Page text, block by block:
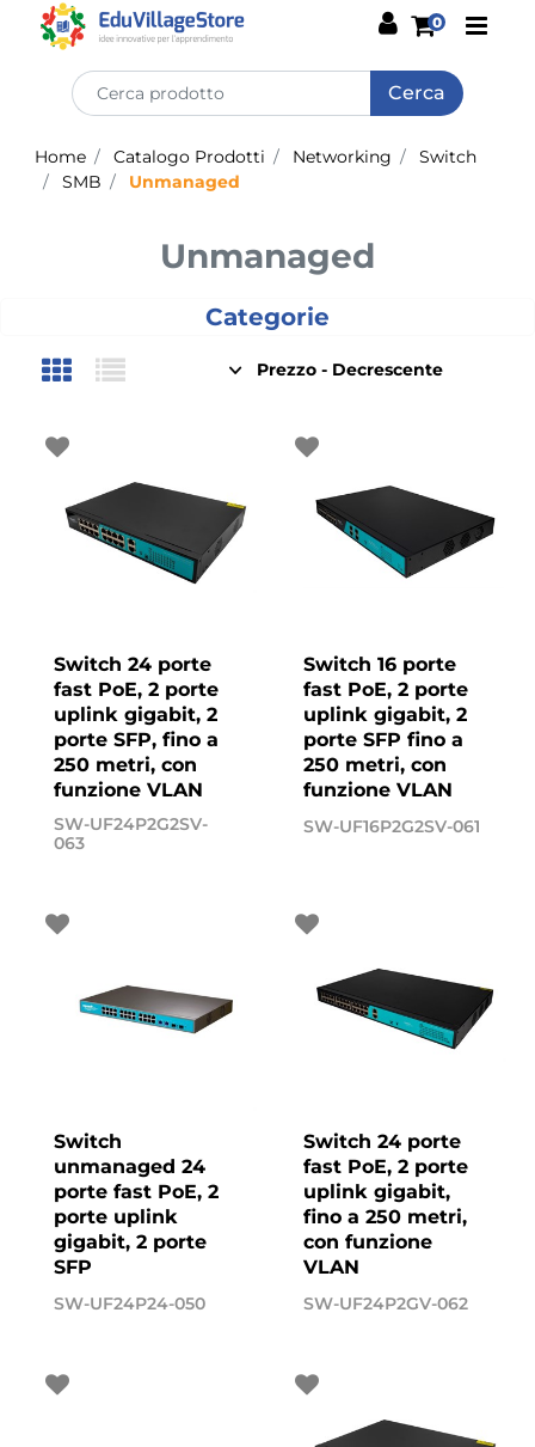
0
Home Catalogo Prodotti Networking
Switch
SMB
Unmanaged
Unmanaged
Categorie
Switch 24 porte
fast PoE, 2 porte
uplink gigabit, 2
porte SFP, fino a
250 metri, con
funzione VLAN
SW-UF24P2G2SV-
063
Switch 16 porte
fast PoE, 2 porte
uplink gigabit, 2
porte SFP fino a
250 metri, con
funzione VLAN
SW-UF16P2G2SV-061
Switch
unmanaged 24
porte fast PoE, 2
porte uplink
gigabit, 2 porte
SFP
SW-UF24P24-050
Switch 24 porte
fast PoE, 2 porte
uplink gigabit,
fino a 250 metri,
con funzione
VLAN
SW-UF24P2GV-062